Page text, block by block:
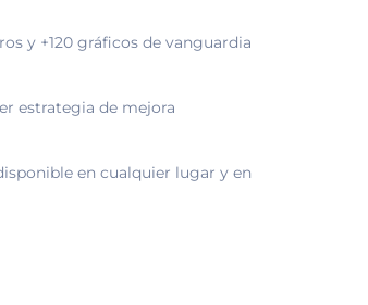
y +120 gráficos de vanguardia
estrategia de mejora
en cualquier lugar y en